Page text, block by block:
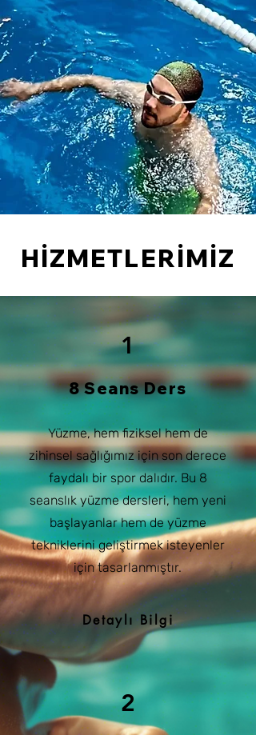
HİZMETLERİMİZ
1
8 Seans Ders
Yüzme, hem fiziksel hem de
zihinsel sağlığımız için son derece
faydalı bir spor dalıdır. Bu 8
seanslık yüzme dersleri, hem yeni
başlayanlar hem de yüzme
tekniklerini geliştirmek isteyenler
için tasarlanmıştır.
Detaylı Bilgi
2